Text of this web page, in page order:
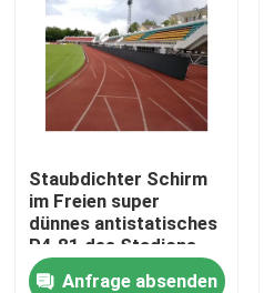
Geführte Mietanzeige
Kreativer LED-Bildschirm
LED-Bildschirm im Freien
Schirm des Stadions-LED
Staubdichter Schirm
im Freien super
dünnes antistatisches
P4.81 des Stadions-
LED
Anfrage absenden